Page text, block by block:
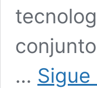
… Sigue